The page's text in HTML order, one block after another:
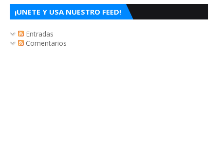
¡UNETE Y USA NUESTRO FEED!
Entradas
Comentarios